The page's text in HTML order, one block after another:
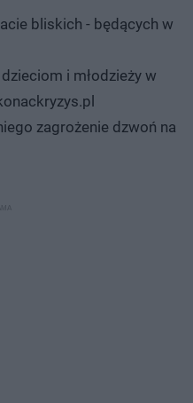
bliskich - będących w
i młodzieży w
zagrożenie dzwoń na